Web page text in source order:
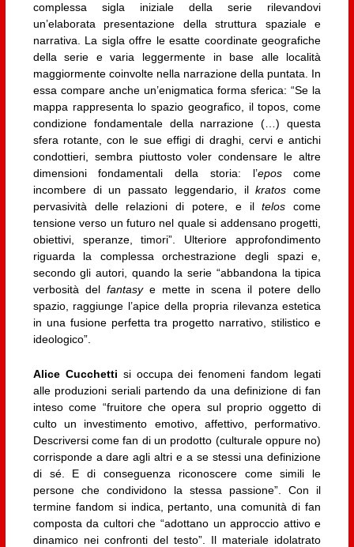
complessa sigla iniziale della serie rilevandovi
un’elaborata presentazione della struttura spaziale e
narrativa. La sigla offre le esatte coordinate geografiche
della serie e varia leggermente in base alle località
maggiormente coinvolte nella narrazione della puntata. In
essa compare anche un’enigmatica forma sferica: “Se la
mappa rappresenta lo spazio geografico, il topos, come
condizione fondamentale della narrazione (…) questa
sfera rotante, con le sue effigi di draghi, cervi e antichi
condottieri, sembra piuttosto voler condensare le altre
dimensioni fondamentali della storia: l’eposcome
incombere di un passato leggendario, ilkratos come
pervasività delle relazioni di potere, e iltelos come
tensione verso un futuro nel quale si addensano progetti,
obiettivi, speranze, timori”. Ulteriore approfondimento
riguarda la complessa orchestrazione degli spazi e,
secondo gli autori, quando la serie “abbandona la tipica
verbosità del fantasye mette in scena il potere dello
spazio, raggiunge l’apice della propria rilevanza estetica
in una fusione perfetta tra progetto narrativo, stilistico e
ideologico”.
Alice Cucchetti si occupa dei fenomeni fandom legati
alle produzioni seriali partendo da una definizione di fan
inteso come “fruitore che opera sul proprio oggetto di
culto un investimento emotivo, affettivo, performativo.
Descriversi come fan di un prodotto (culturale oppure no)
corrisponde a dare agli altri e a se stessi una definizione
di sé. E di conseguenza riconoscere come simili le
persone che condividono la stessa passione”. Con il
termine fandom si indica, pertanto, una comunità di fan
composta da cultori che “adottano un approccio attivo e
dinamico nei confronti del testo”. Il materiale idolatrato